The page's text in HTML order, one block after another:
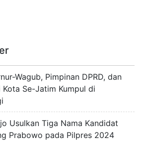
Wagub, Pimpinan DPRD, dan
Kota Se-Jatim Kumpul di
Usulkan Tiga Nama Kandidat
Prabowo pada Pilpres 2024